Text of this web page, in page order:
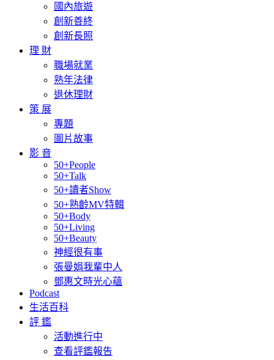
國內旅遊
創新善終
創新長照
理 財
職場就業
熟年法律
退休理財
策 展
專題
圖片故事
影 音
50+People
50+Talk
50+讀者Show
50+熟齡MV特輯
50+Body
50+Living
50+Beauty
神經很有事
張曼娟我輩中人
鄧惠文時光心蘊
Podcast
生活百科
評 鑑
活動進行中
查看評鑑報告